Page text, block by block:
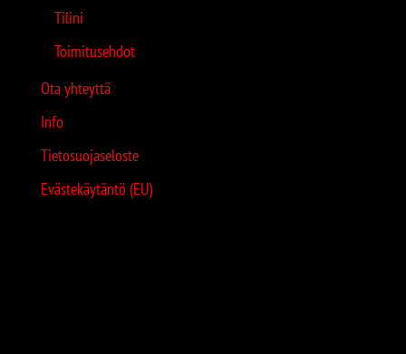
Tilini
Toimitusehdot
Ota yhteyttä
Info
Tietosuojaseloste
Evästekäytäntö (EU)